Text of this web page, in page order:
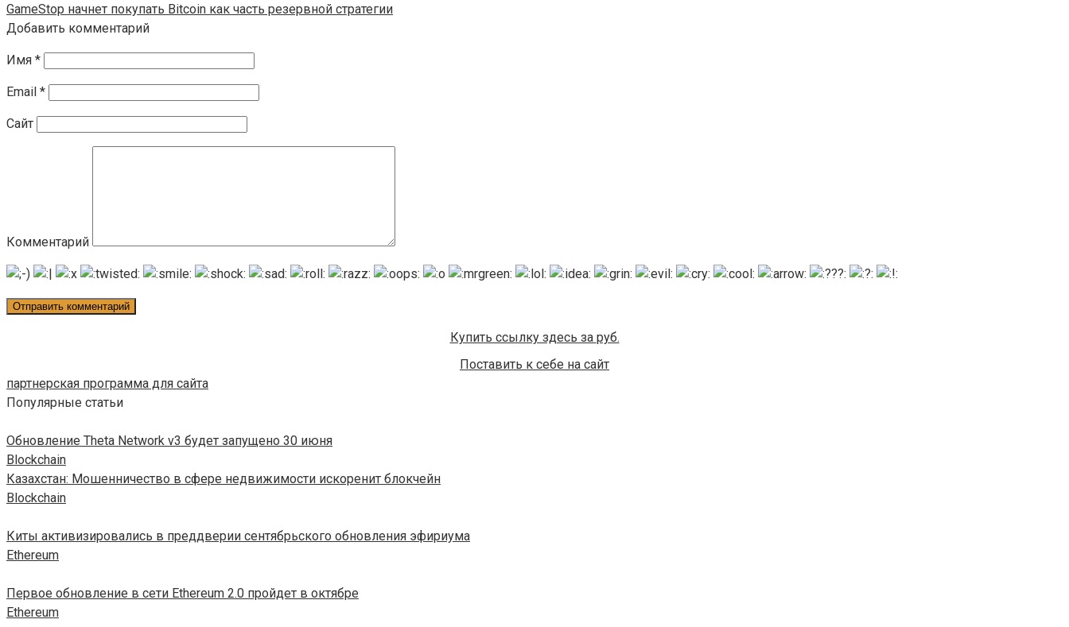
GameStop начнет покупать Bitcoin как часть резервной стратегии
Добавить комментарий
Имя *
Email *
Сайт
Комментарий
Купить ссылку здесь за руб.
Поставить к себе на сайт
партнерская программа для сайта
Популярные статьи
Обновление Theta Network v3 будет запущено 30 июня
Blockchain
Казахстан: Мошенничество в сфере недвижимости искоренит блокчейн
Blockchain
Киты активизировались в преддверии сентябрьского обновления эфириума
Ethereum
Первое обновление в сети Ethereum 2.0 пройдет в октябре
Ethereum